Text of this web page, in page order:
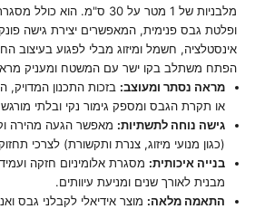
מלבניות של 1 מטר על 30 ס"מ. הוא
ופלטת גבס פנימית, המאפשרים יצירת גישה
אינסטלציה, חשמל ומיזוג מבלי לפגוע בעיצוב
הפתח משתלב בקו ישר עם המשטח ומעניק
מראה נסתר ומעוצב: בזכות התכנון
או תקרת הגבס ומספק גימור נקי ובלתי
גישה נוחה לתשתיות: מאפשר הגעה מהירה
(כגון מנועי מיזוג, צנרת ותקשורת) לצרכי
בנייה איכותית: מסגרת אלומיניום חזקה
מבנית לאורך שנים ומניעת עיוותים.
התאמה מלאה: מוצר אידיאלי לקבלני גבס